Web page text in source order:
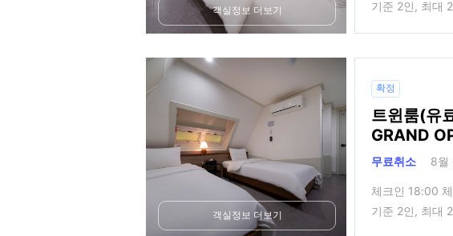
객실정보 더보기
기준 2인, 최대
객실정보 더보기
확정
트윈룸(유
GRAND
무료취소 8월
체크인 18:00
기준 2인, 최대